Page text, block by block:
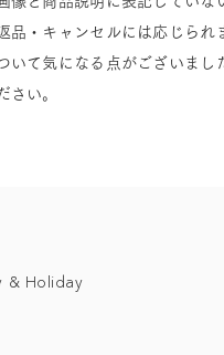
品・キャンセルには応じられ
いて気になる点がございまし
さい。
& Holiday